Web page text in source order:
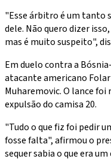
"Esse árbitro é um tanto
dele. Não quero dizer
mas é muito suspeito",
Em duelo contra a
atacante americano
Muharemovic. O lance foi
expulsão do camisa 20.
"Tudo o que fiz foi pedir
fosse falta", afirmou o
sequer sabia o que era